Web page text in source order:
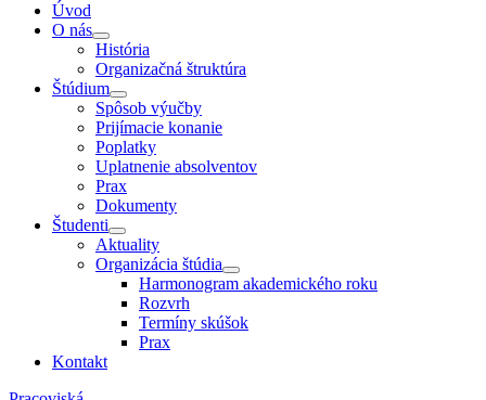
Úvod
O nás
História
Organizačná štruktúra
Štúdium
Spôsob výučby
Prijímacie konanie
Poplatky
Uplatnenie absolventov
Prax
Dokumenty
Študenti
Aktuality
Organizácia štúdia
Harmonogram akademického roku
Rozvrh
Termíny skúšok
Prax
Kontakt